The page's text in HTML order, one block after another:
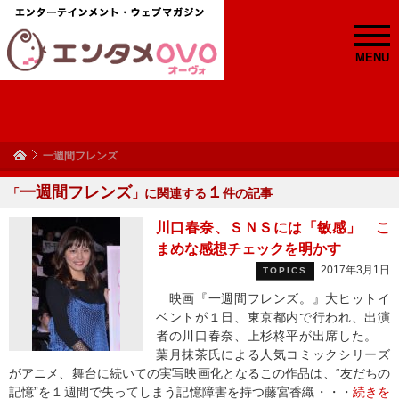
MENU
一週間フレンズ
「一週間フレンズ 」に関連する １ 件の記事
川口春奈、ＳＮＳには「敏感」 こ
まめな感想チェックを明かす
TOPICS 2017年3月1日
映画『一週間フレンズ。』大ヒットイ
ベントが１日、東京都内で行われ、出演
者の川口春奈、上杉柊平が出席した。
葉月抹茶氏による人気コミックシリーズ
がアニメ、舞台に続いての実写映画化となるこの作品は、“友だちの
記憶”を１週間で失ってしまう記憶障害を持つ藤宮香織・・・ 続きを